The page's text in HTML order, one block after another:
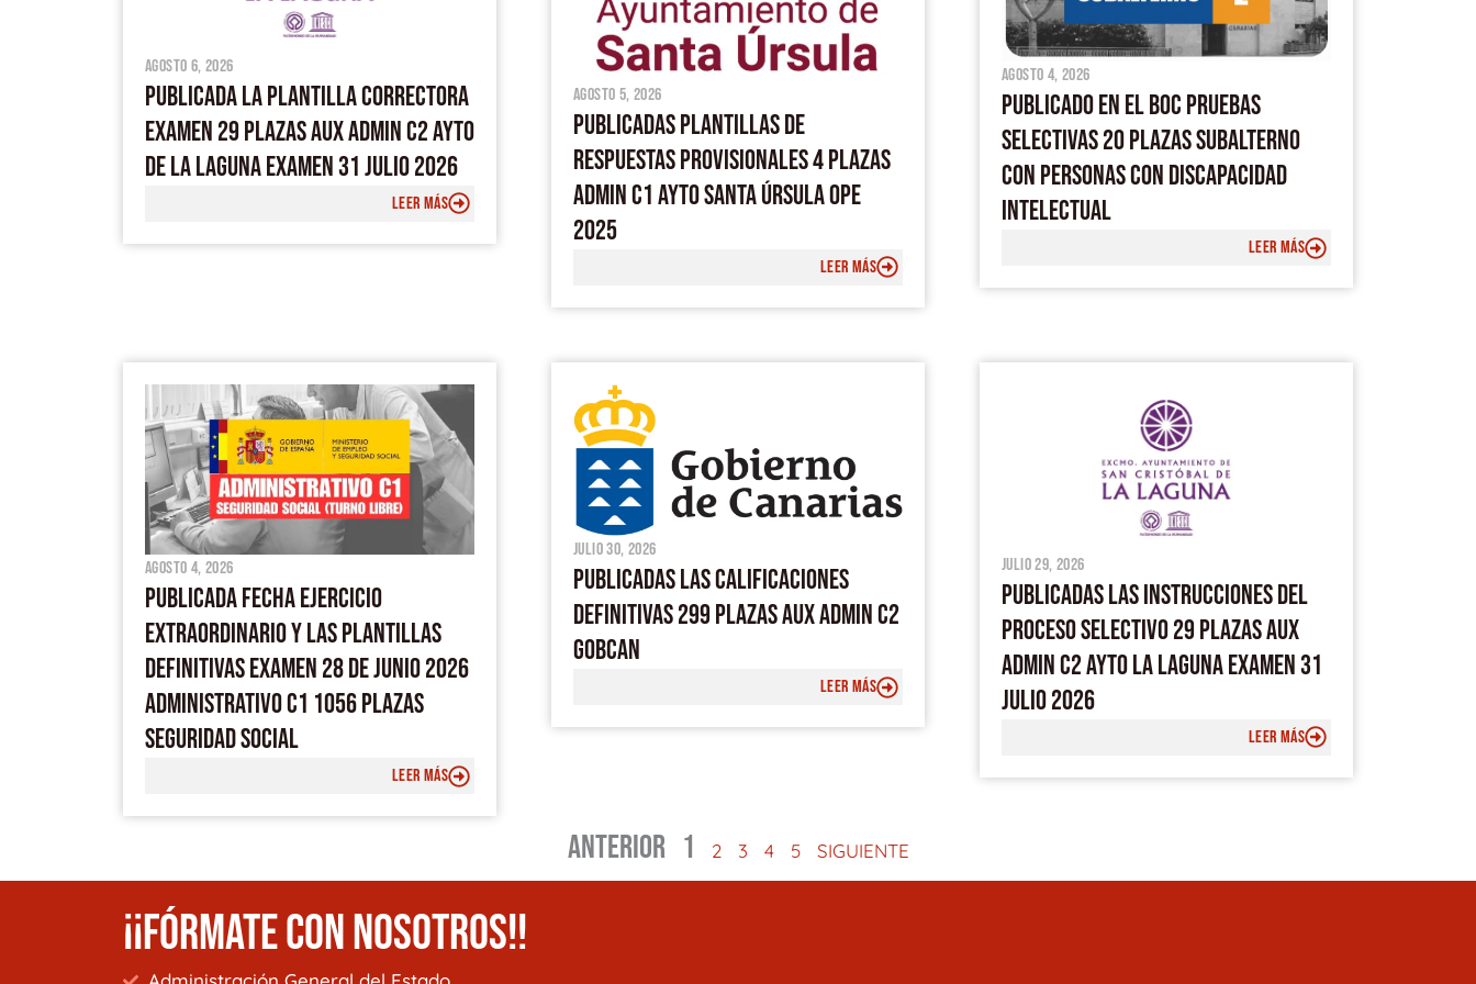
agosto 6, 2026
PUBLICADA LA PLANTILLA CORRECTORA
EXAMEN 29 PLAZAS AUX ADMIN C2 AYTO
DE LA LAGUNA EXAMEN 31 JULIO 2026
LEER MÁS
agosto 5, 2026
PUBLICADAS PLANTILLAS DE
RESPUESTAS PROVISIONALES 4 PLAZAS
ADMIN C1 AYTO SANTA ÚRSULA OPE
2025
LEER MÁS
agosto 4, 2026
PUBLICADO EN EL BOC PRUEBAS
SELECTIVAS 20 PLAZAS SUBALTERNO
CON PERSONAS CON DISCAPACIDAD
INTELECTUAL
LEER MÁS
agosto 4, 2026
PUBLICADA FECHA EJERCICIO
EXTRAORDINARIO Y LAS PLANTILLAS
DEFINITIVAS EXAMEN 28 DE JUNIO 2026
ADMINISTRATIVO C1 1056 PLAZAS
SEGURIDAD SOCIAL
LEER MÁS
julio 30, 2026
PUBLICADAS LAS CALIFICACIONES
DEFINITIVAS 299 PLAZAS AUX ADMIN C2
GOBCAN
LEER MÁS
julio 29, 2026
PUBLICADAS LAS INSTRUCCIONES DEL
PROCESO SELECTIVO 29 PLAZAS AUX
ADMIN C2 AYTO LA LAGUNA EXAMEN 31
JULIO 2026
LEER MÁS
ANTERIOR 1 2 3 4 5 SIGUIENTE
¡¡FÓRMATE CON NOSOTROS!!